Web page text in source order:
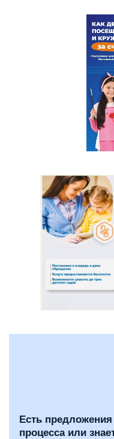
Есть предложения
процесса или